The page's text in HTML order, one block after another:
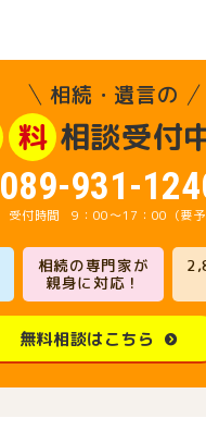
相続・遺言の
料 相談受付
089-931-
9：00～17：00（要予
相続の専門家が
親身に対応！
無料相談はこちら